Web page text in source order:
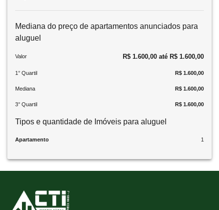
Mediana do preço de apartamentos anunciados para
aluguel
Valor R$ 1.600,00 até R$ 1.600,00
1° Quartil R$ 1.600,00
Mediana R$ 1.600,00
3° Quartil R$ 1.600,00
Tipos e quantidade de Imóveis para aluguel
Apartamento 1